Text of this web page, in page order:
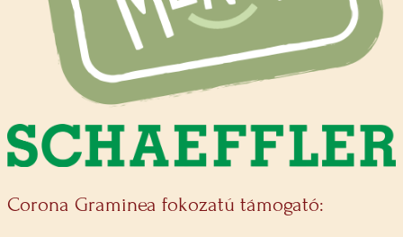
Corona Graminea fokozatú támogató: